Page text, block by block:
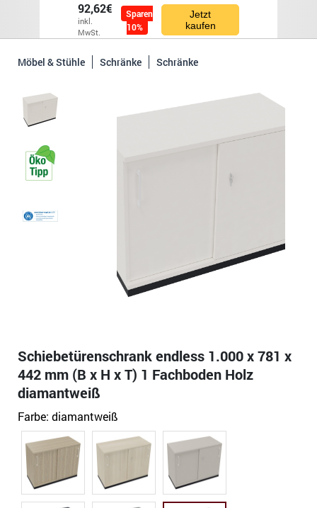
92,62€
inkl.
MwSt.
Sparen
10%
Jetzt
kaufen
Möbel & Stühle Schränke Schränke
Schiebetürenschrank endless 1.000 x 781 x
442 mm (B x H x T) 1 Fachboden Holz
diamantweiß
Farbe: diamantweiß